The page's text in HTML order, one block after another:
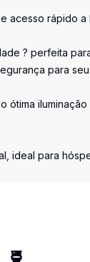
acesso rápido a
? perfeita
para
iluminação
ideal para